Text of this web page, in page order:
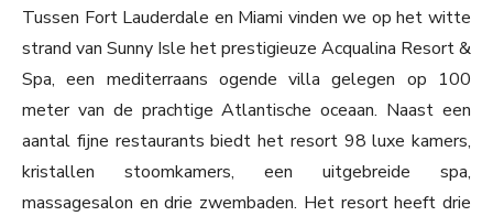
Tussen Fort Lauderdale en Miami vinden we op het witte
strand van Sunny Isle het prestigieuze Acqualina Resort &
Spa, een mediterraans ogende villa gelegen op 100
meter van de prachtige Atlantische oceaan. Naast een
aantal fijne restaurants biedt het resort 98 luxe kamers,
kristallen stoomkamers, een uitgebreide spa,
massagesalon en drie zwembaden. Het resort heeft drie